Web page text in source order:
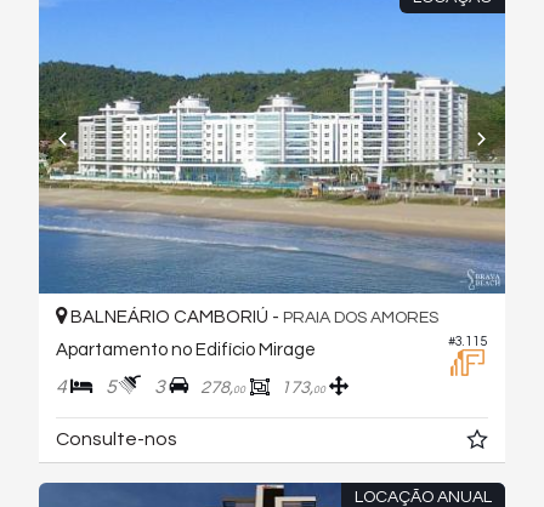
#3.115
BALNEÁRIO CAMBORIÚ - PRAIA DOS AMORES
Apartamento no Edifício Mirage
4 5 3 278,00 173,00
Consulte-nos
LOCAÇÃO ANUAL